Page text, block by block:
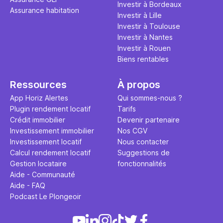
Assurance habitation
Investir à Bordeaux
Investir à Lille
Investir à Toulouse
Investir à Nantes
Investir à Rouen
Biens rentables
Ressources
App Horiz Alertes
Plugin rendement locatif
Crédit immobilier
Investissement immobilier
Investissement locatif
Calcul rendement locatif
Gestion locataire
Aide - Communauté
Aide - FAQ
Podcast Le Plongeoir
À propos
Qui sommes-nous ?
Tarifs
Devenir partenaire
Nos CGV
Nous contacter
Suggestions de
fonctionnalités